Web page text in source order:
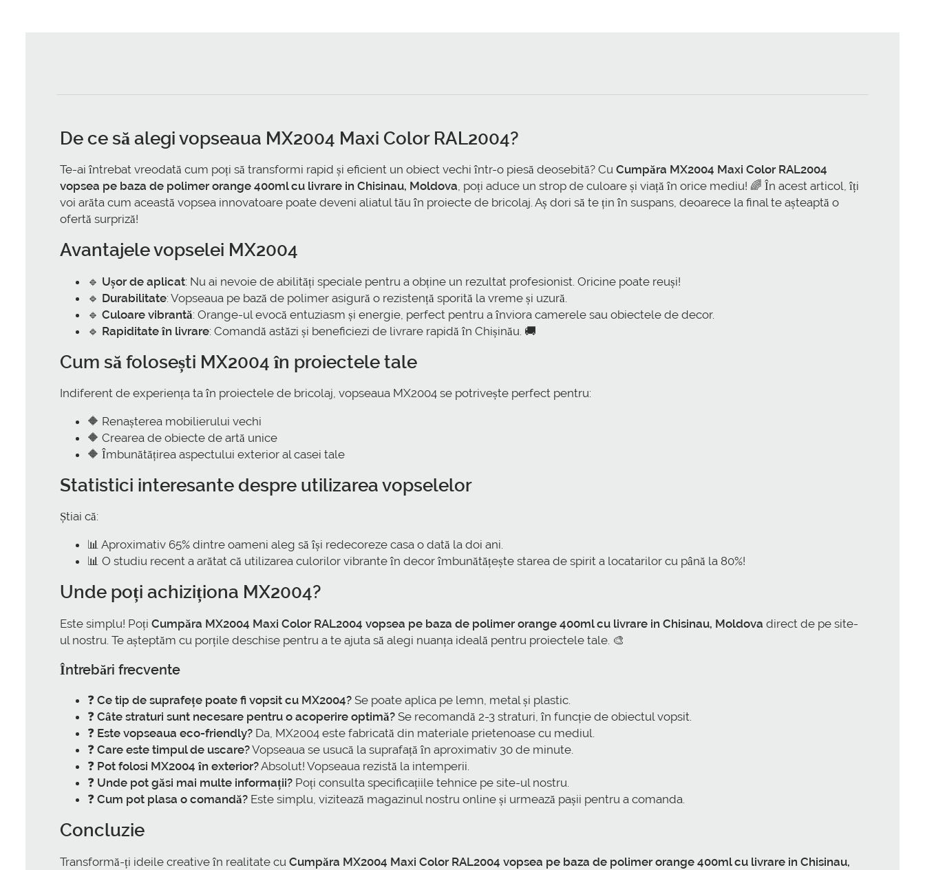
De ce să alegi vopseaua MX2004 Maxi Color RAL2004?
Te-ai întrebat vreodată cum poți să transformi rapid și eficient un obiect vechi într-o piesă deosebită? Cu Cumpăra MX2004 Maxi Color RAL2004
vopsea pe baza de polimer orange 400ml cu livrare in Chisinau, Moldova, poți aduce un strop de culoare și viață în orice mediu! 🌈 În acest articol, îți
voi arăta cum această vopsea innovatoare poate deveni aliatul tău în proiecte de bricolaj. Aș dori să te țin în suspans, deoarece la final te așteaptă o
ofertă surpriză!
Avantajele vopselei MX2004
🔹 Ușor de aplicat: Nu ai nevoie de abilități speciale pentru a obține un rezultat profesionist. Oricine poate reuși!
🔹 Durabilitate: Vopseaua pe bază de polimer asigură o rezistență sporită la vreme și uzură.
🔹 Culoare vibrantă: Orange-ul evocă entuziasm și energie, perfect pentru a înviora camerele sau obiectele de decor.
🔹 Rapiditate în livrare: Comandă astăzi și beneficiezi de livrare rapidă în Chișinău. 🚚
Cum să folosești MX2004 în proiectele tale
Indiferent de experiența ta în proiectele de bricolaj, vopseaua MX2004 se potrivește perfect pentru:
🔶 Renașterea mobilierului vechi
🔶 Crearea de obiecte de artă unice
🔶 Îmbunătățirea aspectului exterior al casei tale
Statistici interesante despre utilizarea vopselelor
Știai că:
📊 Aproximativ 65% dintre oameni aleg să își redecoreze casa o dată la doi ani.
📊 O studiu recent a arătat că utilizarea culorilor vibrante în decor îmbunătățește starea de spirit a locatarilor cu până la 80%!
Unde poți achiziționa MX2004?
Este simplu! Poți Cumpăra MX2004 Maxi Color RAL2004 vopsea pe baza de polimer orange 400ml cu livrare in Chisinau, Moldova direct de pe site-
ul nostru. Te așteptăm cu porțile deschise pentru a te ajuta să alegi nuanța ideală pentru proiectele tale. 🎨
Întrebări frecvente
❓ Ce tip de suprafețe poate fi vopsit cu MX2004? Se poate aplica pe lemn, metal și plastic.
❓ Câte straturi sunt necesare pentru o acoperire optimă? Se recomandă 2-3 straturi, în funcție de obiectul vopsit.
❓ Este vopseaua eco-friendly? Da, MX2004 este fabricată din materiale prietenoase cu mediul.
❓ Care este timpul de uscare?Vopseaua se usucă la suprafață în aproximativ 30 de minute.
❓ Pot folosi MX2004 în exterior?Absolut! Vopseaua rezistă la intemperii.
❓ Unde pot găsi mai multe informații? Poți consulta specificațiile tehnice pe site-ul nostru.
❓ Cum pot plasa o comandă? Este simplu, vizitează magazinul nostru online și urmează pașii pentru a comanda.
Concluzie
Transformă-ți ideile creative în realitate cu Cumpăra MX2004 Maxi Color RAL2004 vopsea pe baza de polimer orange 400ml cu livrare in Chisinau,